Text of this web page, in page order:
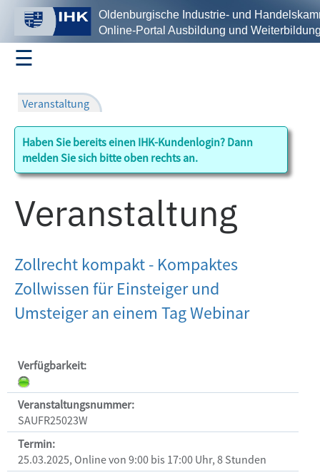
Oldenburgische Industrie- und
Online-Portal Ausbildung und
☰
Ausbildung
Fortbildungsprüfungen
Seminare/Lehrgänge
Suche
Hilfe
Haben Sie bereits einen IHK-Kundenlogin? Dann
melden Sie sich bitte oben rechts an.
Veranstaltung
Zollrecht kompakt - Kompaktes
Zollwissen für Einsteiger und
Umsteiger an einem Tag Webinar
Verfügbarkeit:
Veranstaltungsnummer:
SAUFR25023W
Termin:
25.03.2025, Online von 9:00 bis 17:00 Uhr, 8 Stunden